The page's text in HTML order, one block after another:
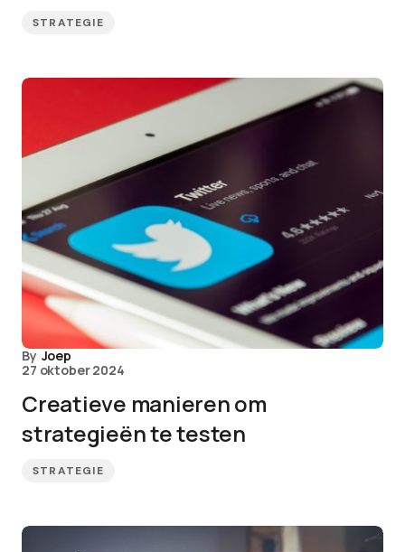
STRATEGIE
By Joep
27 oktober 2024
Creatieve manieren om
strategieën te testen
STRATEGIE